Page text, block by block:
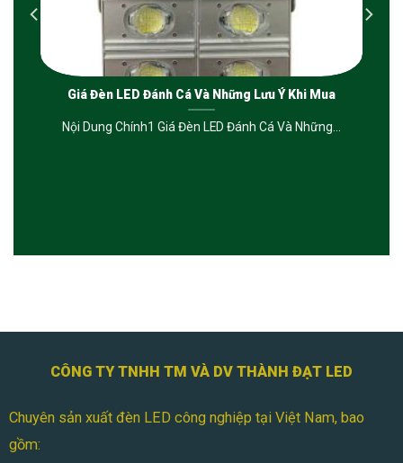
Giá Đèn LED Đánh Cá Và Những Lưu Ý Khi Mua
Nội Dung Chính1 Giá Đèn LED Đánh Cá Và Những...
CÔNG TY TNHH TM VÀ DV THÀNH ĐẠT LED
Chuyên sản xuất đèn LED công nghiệp tại Việt Nam, bao
gồm: